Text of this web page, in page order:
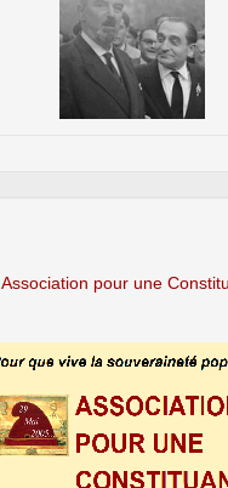
Association pour une